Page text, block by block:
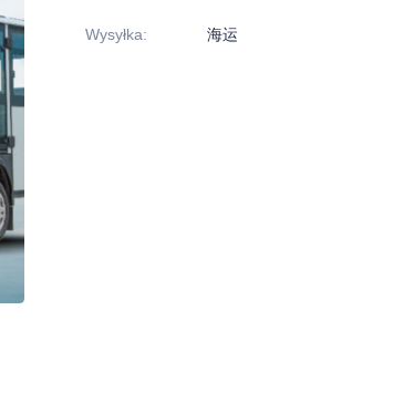
Wysyłka: 海运